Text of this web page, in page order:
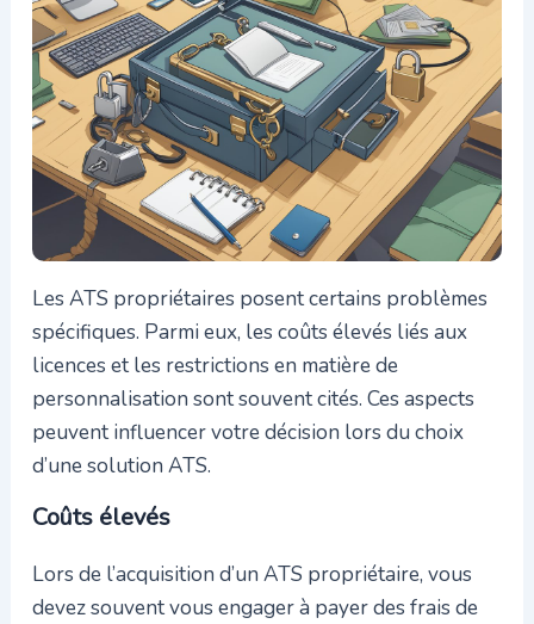
Les ATS propriétaires posent certains problèmes
spécifiques. Parmi eux, les coûts élevés liés aux
licences et les restrictions en matière de
personnalisation sont souvent cités. Ces aspects
peuvent influencer votre décision lors du choix
d’une solution ATS.
Coûts élevés
Lors de l’acquisition d’un ATS propriétaire, vous
devez souvent vous engager à payer des frais de